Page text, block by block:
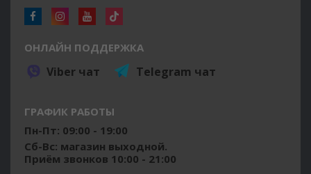
ОНЛАЙН ПОДДЕРЖКА
Viber чат Telegram чат
ГРАФИК РАБОТЫ
Пн-Пт: 09:00 - 19:00
Сб-Вс: магазин выходной.
Приём звонков 10:00 - 21:00